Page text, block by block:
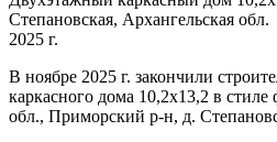
Степановская, Архангельская обл.
2025 г.
В ноябре 2025 г. закончили
каркасного дома 10,2х13,2 в стиле
обл., Приморский р-н, д.